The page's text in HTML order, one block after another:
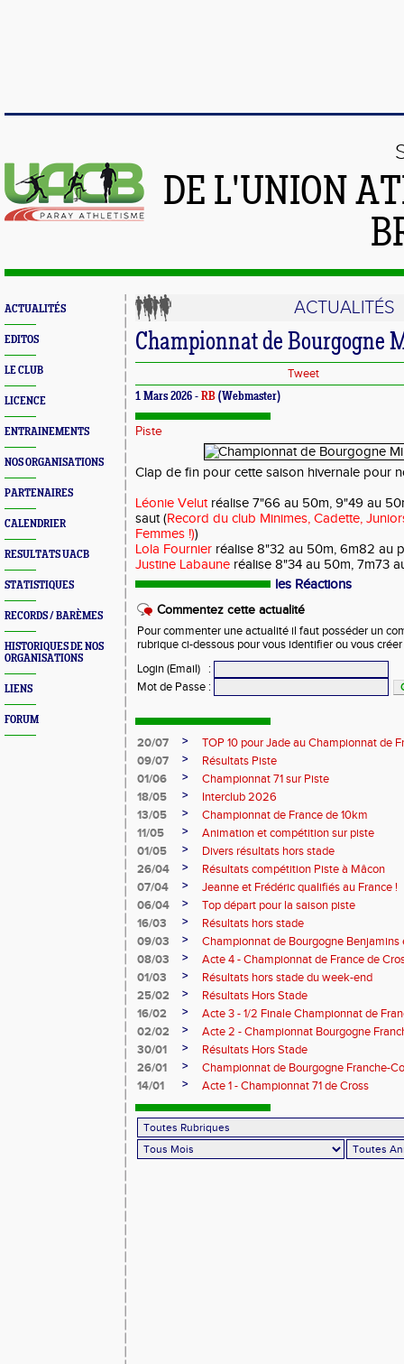
DE L'UNION
ACTUALITÉS
EDITOS
LE CLUB
LICENCE
ENTRAINEMENTS
NOS ORGANISATIONS
PARTENAIRES
CALENDRIER
RESULTATS UACB
STATISTIQUES
RECORDS / BARÈMES
HISTORIQUES DE NOS
ORGANISATIONS
LIENS
FORUM
ACTUALITÉS
Championnat de Bourgogne
Tweet
1 Mars 2026 - RB (Webmaster)
Piste
Clap de fin pour cette saison hivernale pour
Léonie Velutréalise 7"66 au 50m, 9"49 au
saut (Record du club Minimes, Cadette,
Femmes !))
Lola Fournier réalise 8"32 au 50m, 6m82 au
Justine Labaune réalise 8"34 au 50m, 7m73
les Réactions
Commentez cette actualité
Pour commenter une actualité il faut posséder un
rubrique ci-dessous pour vous identifier ou vous
Login (Email)
:
Mot de Passe :
20/07 >
TOP 10 pour Jade au Championnat de
09/07
>
Résultats Piste
01/06
>
Championnat 71 sur Piste
18/05
>
Interclub 2026
13/05
>
Championnat de France de 10km
11/05
>
Animation et compétition sur piste
01/05
>
Divers résultats hors stade
26/04
>
Résultats compétition Piste à Mâcon
07/04
>
Jeanne et Frédéric qualifiés au France !
06/04
>
Top départ pour la saison piste
16/03
>
Résultats hors stade
09/03
>
Championnat de Bourgogne Benjamins
08/03
>
Acte 4 - Championnat de France de
01/03
>
Résultats hors stade du week-end
25/02
>
Résultats Hors Stade
16/02
>
Acte 3 - 1/2 Finale Championnat de
02/02
>
Acte 2 - Championnat Bourgogne
30/01
>
Résultats Hors Stade
26/01
>
Championnat de Bourgogne Franche-
14/01
> Acte 1 - Championnat 71 de Cross